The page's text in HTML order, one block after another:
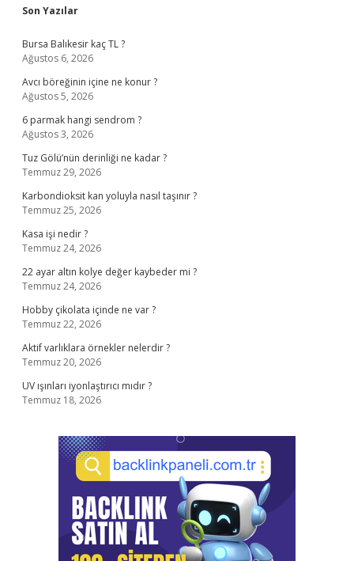
Sidebar
Son Yazılar
Bursa Balıkesir kaç TL ?
Ağustos 6, 2026
Avcı böreğinin içine ne konur ?
Ağustos 5, 2026
6 parmak hangi sendrom ?
Ağustos 3, 2026
Tuz Gölü’nün derinliği ne kadar ?
Temmuz 29, 2026
Karbondioksit kan yoluyla nasıl taşınır ?
Temmuz 25, 2026
Kasa işi nedir ?
Temmuz 24, 2026
22 ayar altın kolye değer kaybeder mi ?
Temmuz 24, 2026
Hobby çikolata içinde ne var ?
Temmuz 22, 2026
Aktif varlıklara örnekler nelerdir ?
Temmuz 20, 2026
UV ışınları iyonlaştırıcı mıdır ?
Temmuz 18, 2026